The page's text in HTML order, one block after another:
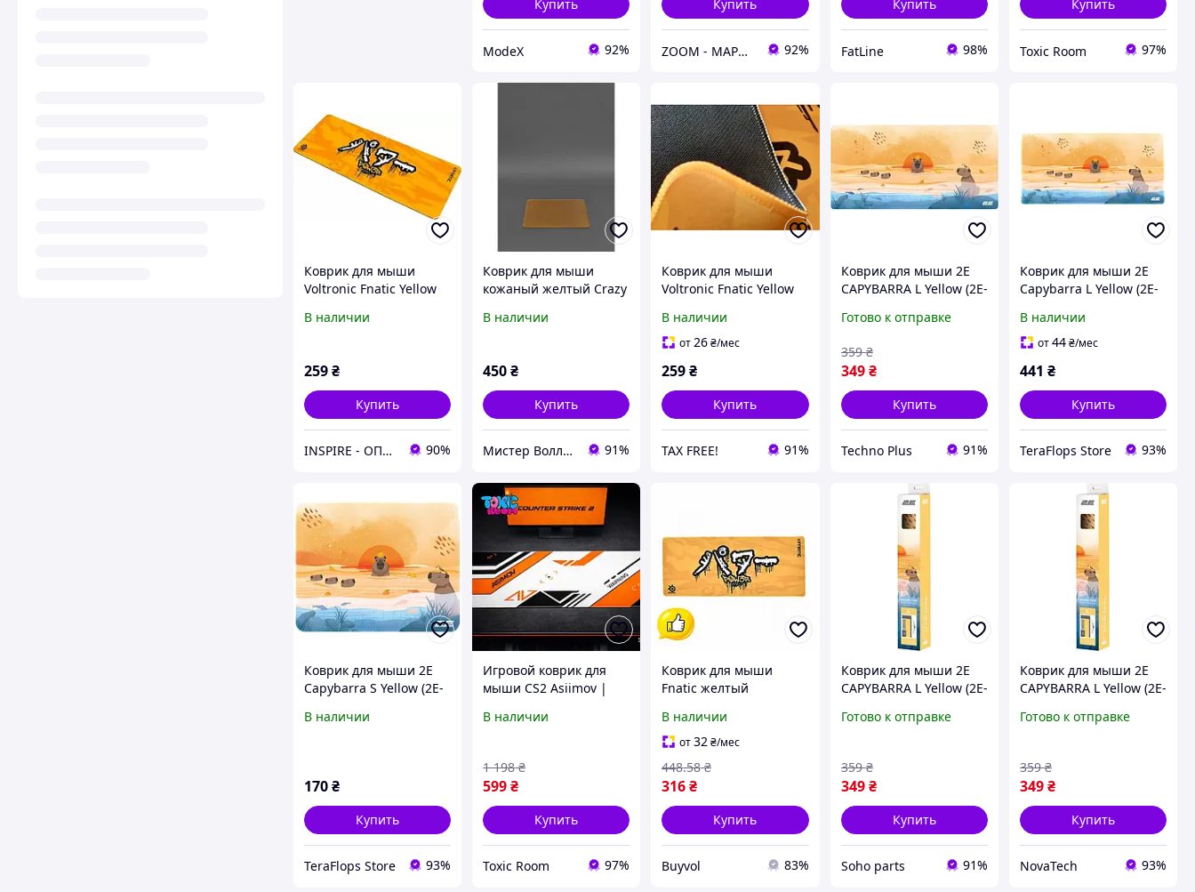
Купить
ModeX 92%
Купить
ZOOM - МАРКЕТ ЦИФРОВОЙ ТЕХНИКИ 92%
Купить
FatLine 98%
Купить
Toxic Room 97%
Коврик для мыши
Voltronic Fnatic Yellow
В наличии
259₴
Купить
INSPIRE - ОПТОВІ ПРОДАЖІ ТА БЕЗГОТІВКА ДЛЯ БІЗНЕСУ 90%
Коврик для мыши
кожаный желтый Crazy
MP-ylw-kr 26х20 см
В наличии
450₴
Купить
Мистер Воллет на Prom.ua 91%
Коврик для мыши
Voltronic Fnatic Yellow
В наличии
от26₴/мес
259₴
Купить
TAX FREE! 91%
Коврик для мыши 2E
CAPYBARRA L Yellow (2E-
Готово к отправке
349 ₴
359 ₴
Купить
Techno Plus 91%
Коврик для мыши 2E
Capybarra L Yellow (2E-
В наличии
от44₴/мес
441 ₴
Купить
TeraFlops Store 93%
Коврик для мыши 2E
Capybarra S Yellow (2E-
В наличии
170₴
Купить
TeraFlops Store 93%
Игровой коврик для
мыши CS2 Asiimov |
Оранжево-белый
В наличии
599₴
1 198 ₴
Купить
Toxic Room 97%
Коврик для мыши
Fnatic желтый
боковой прошивкой
для геймеров и офиса
BUV
В наличии
от32₴/мес
316₴
448.58 ₴
Купить
Buyvol 83%
Коврик для мыши 2E
CAPYBARRA L Yellow (2E-
Готово к отправке
349 ₴
359 ₴
Купить
Soho parts 91%
Коврик для мыши 2E
CAPYBARRA L Yellow (2E-
Готово к отправке
349₴
359 ₴
Купить
NovaTech 93%